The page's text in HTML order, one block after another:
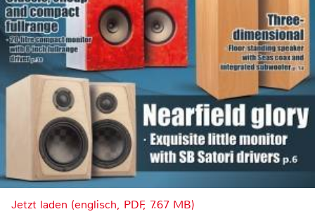
Jetzt laden (englisch, PDF, 7.67 MB)